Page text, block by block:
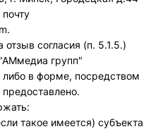
согласия (п. 5.1.5.)
групп"
либо в форме, посредством
такое имеется) субъекта